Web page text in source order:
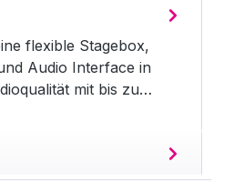
flexible Stagebox,
Audio Interface in
mit bis zu…